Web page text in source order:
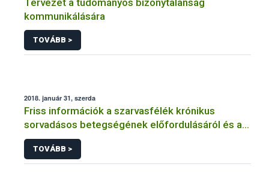
kommunikálására
TOVÁBB >
2018. január 31, szerda
Friss információk a szarvasfélék krónikus
sorvadásos betegségének előfordulásáról és a
kimutatási módszerekről
TOVÁBB >